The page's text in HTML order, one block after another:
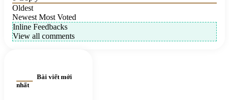
Oldest
Newest Most Voted
Inline Feedbacks
View all comments
Bài viết mới
nhất